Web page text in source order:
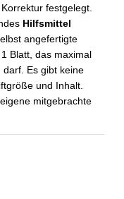
festgelegt.
Hilfsmittel
angefertigte
Blatt, das maximal
darf. Es gibt keine
und Inhalt.
mitgebrachte